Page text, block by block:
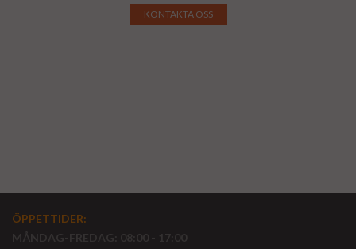
KONTAKTA OSS
ÖPPETTIDER:
MÅNDAG-FREDAG: 08:00 - 17:00